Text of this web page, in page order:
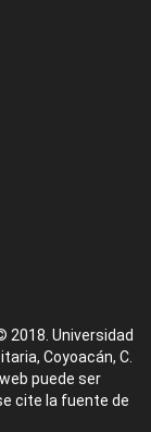
2018. Universidad
Coyoacán, C.
puede ser
cite la fuente de